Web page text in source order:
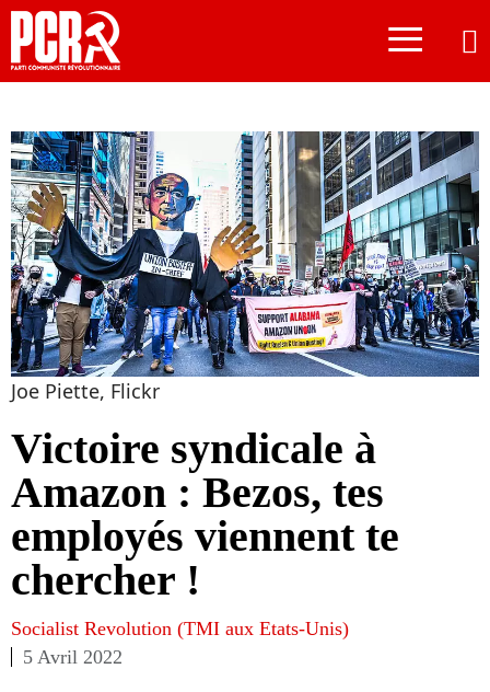
≡
Joe Piette, Flickr
Victoire syndicale à
Amazon : Bezos, tes
employés viennent te
chercher !
Socialist Revolution (TMI aux Etats-Unis)
5 Avril 2022